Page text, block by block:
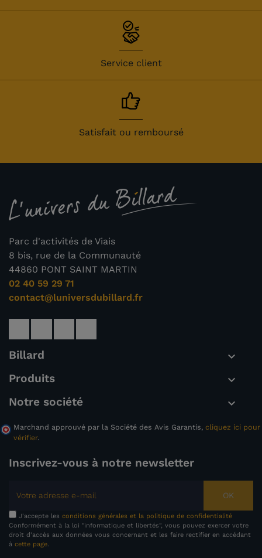
Service client
Satisfait ou remboursé
Parc d'activités de Viais
8 bis, rue de la Communauté
44860 PONT SAINT MARTIN
02 40 59 29 71
contact@luniversdubillard.fr
Billard 
Produits 
Notre société 
Marchand approuvé par la Société des Avis Garantis, cliquez ici pour
vérifier.
Inscrivez-vous à notre newsletter
OK
J'accepte les conditions générales et la politique de confidentialité
Conformément à la loi "informatique et libertés", vous pouvez exercer votre
droit d'accès aux données vous concernant et les faire rectifier en accédant
à cette page.